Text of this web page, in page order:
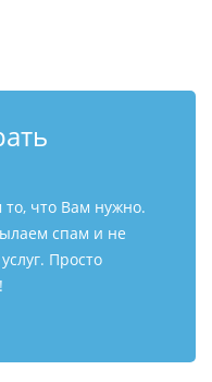
то, что Вам нужно.
спам и не
Просто